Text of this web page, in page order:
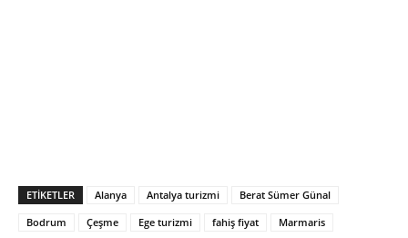
ETIKETLER Alanya Antalya turizmi
Berat Sümer Günal
Bodrum
Çeşme Ege turizmi fahiş fiyat
Marmaris